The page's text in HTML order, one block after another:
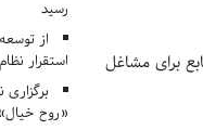
برای مشاغل
رسید
از
استقرار
«روح